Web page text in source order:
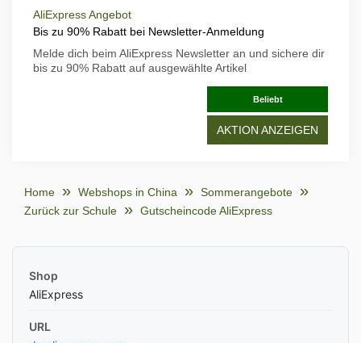
AliExpress Angebot
Bis zu 90% Rabatt bei Newsletter-Anmeldung
Melde dich beim AliExpress Newsletter an und sichere dir
bis zu 90% Rabatt auf ausgewählte Artikel
Beliebt
AKTION ANZEIGEN
Home Webshops in China
Sommerangebote
Zurück zur Schule
Gutscheincode AliExpress
Shop
AliExpress
URL